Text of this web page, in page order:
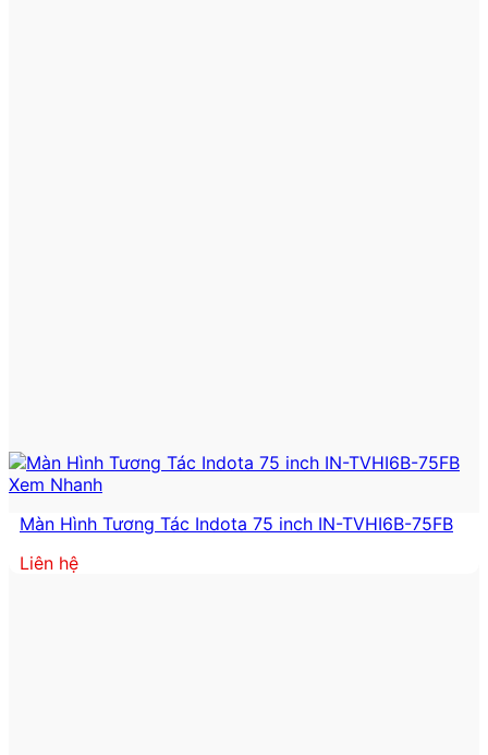
Xem Nhanh
Màn Hình Tương Tác Indota 75 inch IN-TVHI6B-75FB
Liên hệ